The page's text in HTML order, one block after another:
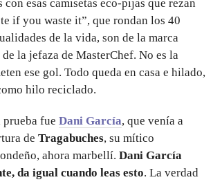
con esas camisetas eco-pijas que rezan
if you waste it”, que rondan los 40
de la vida, son de la marca
la jefaza de MasterChef. No es la
ese gol. Todo queda en casa e hilado,
hilo reciclado.
fue Dani García, que venía a
de Tragabuches, su mítico
ahora marbellí. Dani García
da igual cuando leas esto. La verdad